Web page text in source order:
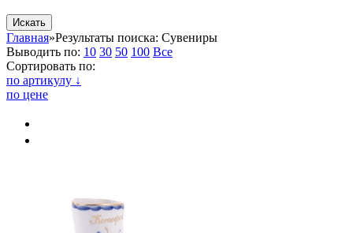
Главная»Результаты поиска: Сувениры
Выводить по: 10 30 50 100 Все
Сортировать по:
по артикулу ↓
по цене